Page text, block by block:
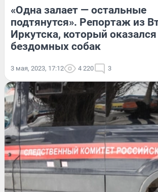
«Одна залает — остальные
подтянутся». Репортаж из
Иркутска, который
бездомных собак
3 мая, 2023, 17:12 4 220 3